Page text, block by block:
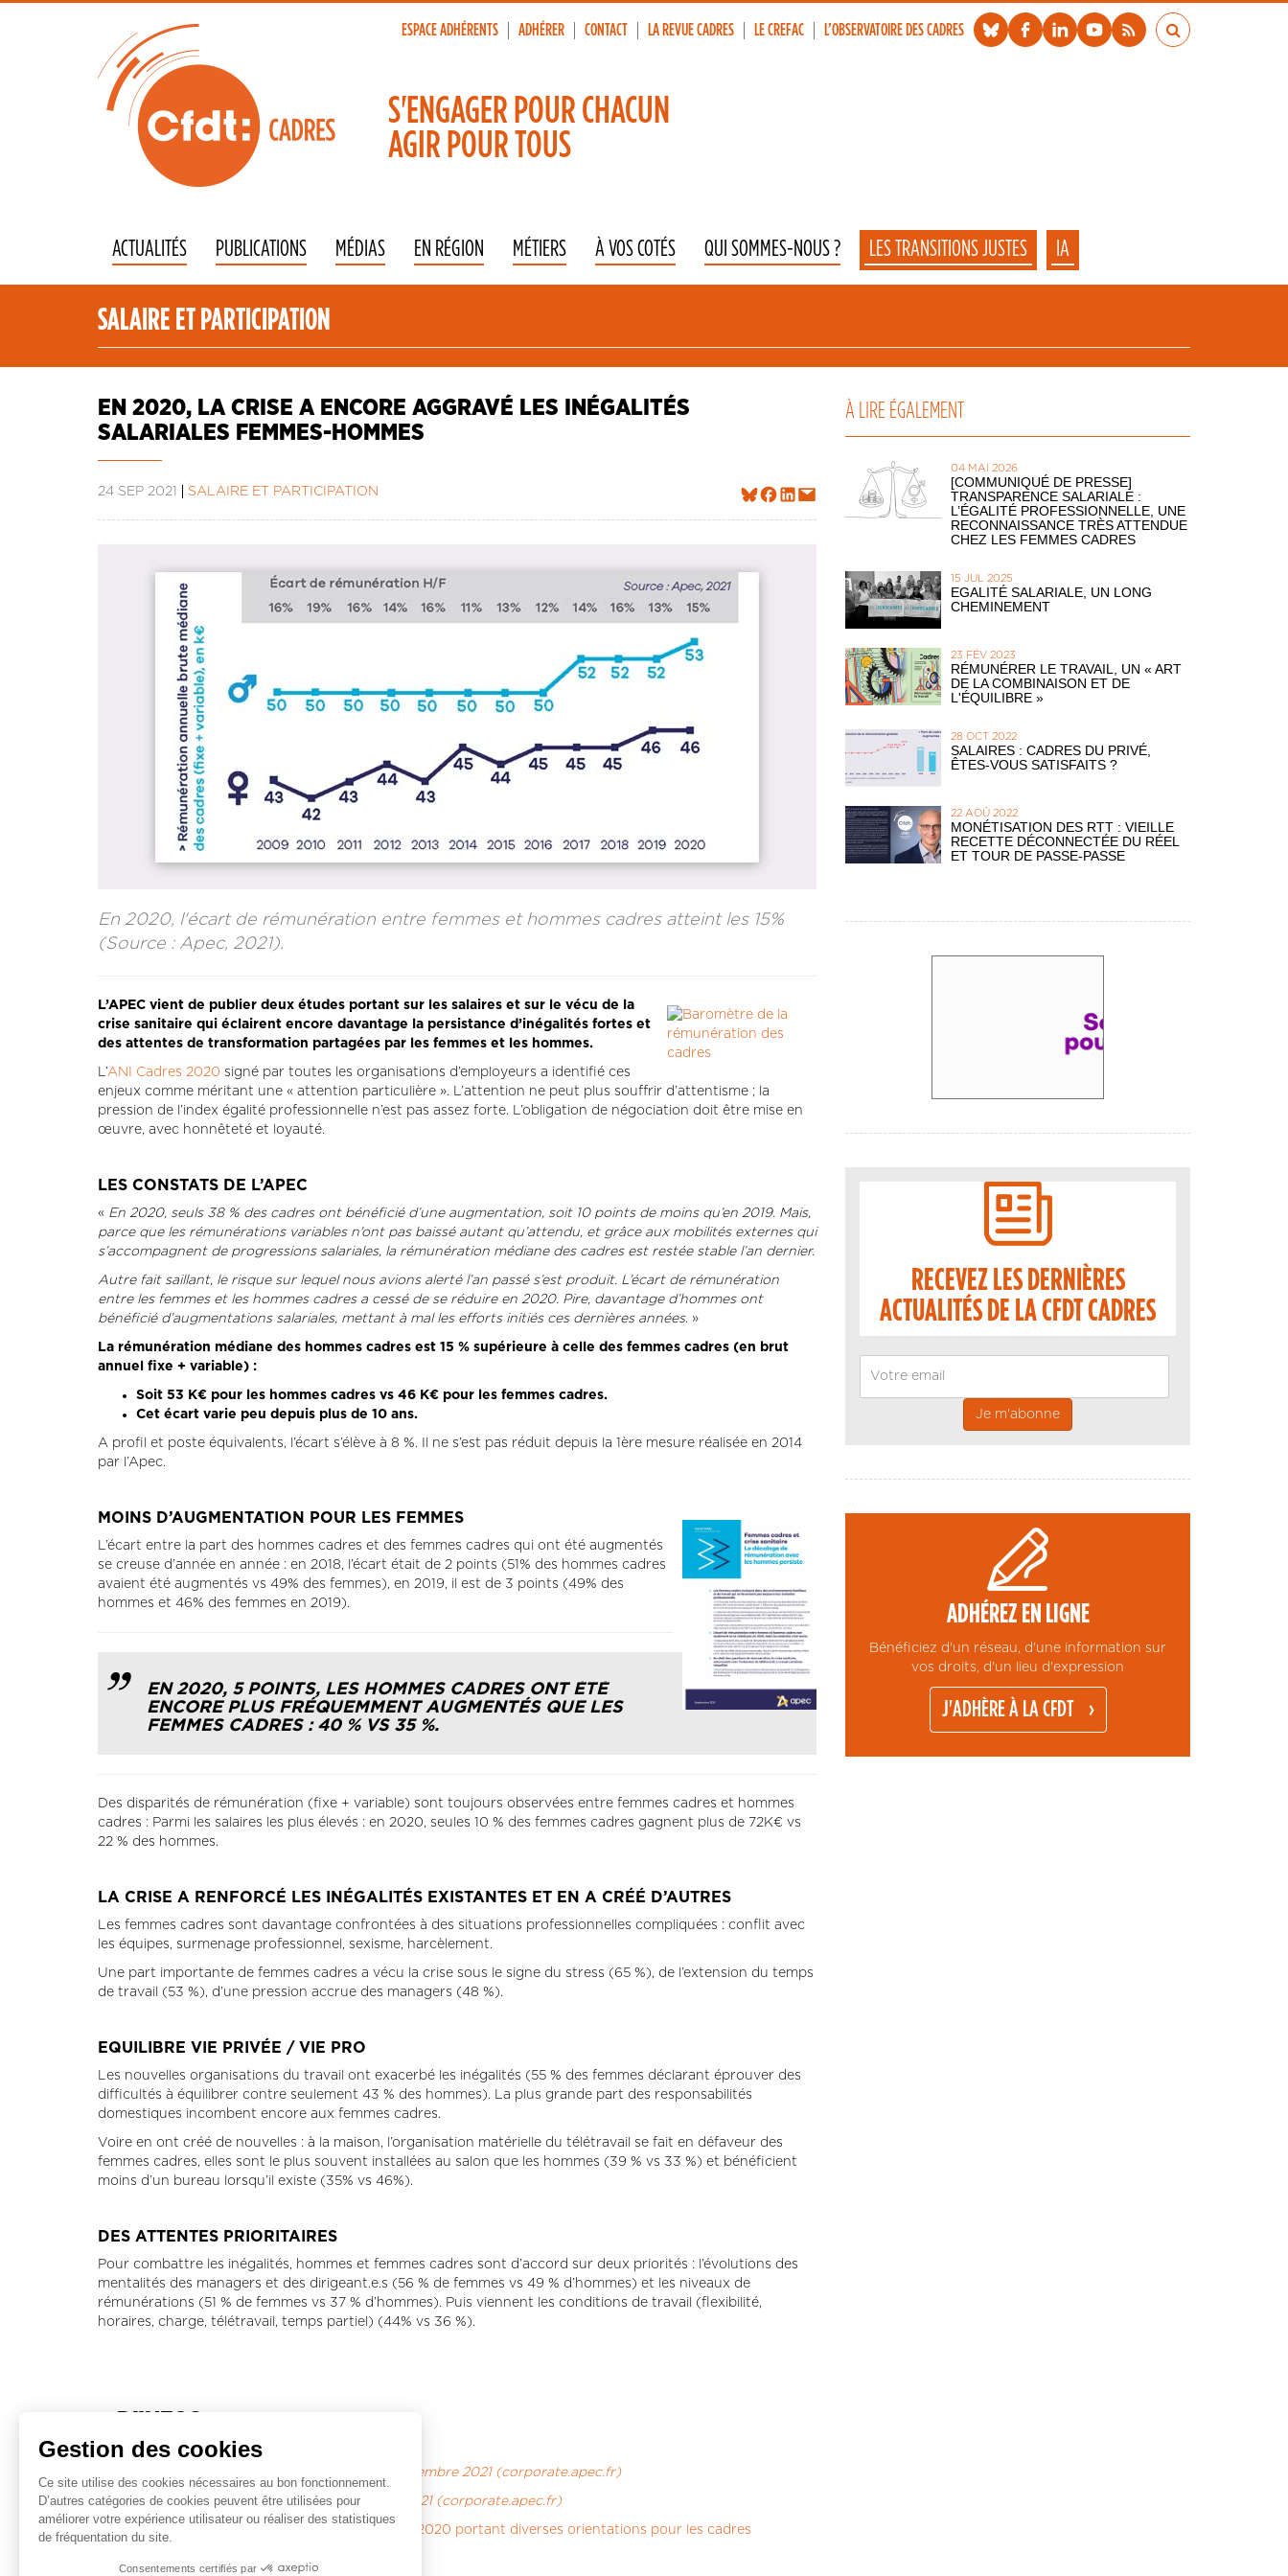
ESPACE ADHÉRENTS ADHÉRER CONTACT LA REVUE CADRES LE CREFAC L’OBSERVATOIRE DES CADRES
S'ENGAGER POUR CHACUN
AGIR POUR TOUS
ACTUALITÉS PUBLICATIONS MÉDIAS EN RÉGION MÉTIERS À VOS COTÉS QUI SOMMES-NOUS ? LES TRANSITIONS JUSTES IA
SALAIRE ET PARTICIPATION
EN 2020, LA CRISE A ENCORE AGGRAVÉ LES INÉGALITÉS
SALARIALES FEMMES-HOMMES
24 SEP 2021 SALAIRE ET PARTICIPATION
En 2020, l'écart de rémunération entre femmes et hommes cadres atteint les 15%
(Source : Apec, 2021).
L’APEC vient de publier deux études portant sur les salaires et sur le vécu de la
crise sanitaire qui éclairent encore davantage la persistance d’inégalités fortes et
des attentes de transformation partagées par les femmes et les hommes.
L’ANI Cadres 2020 signé par toutes les organisations d’employeurs a identifié ces
enjeux comme méritant une « attention particulière ». L’attention ne peut plus souffrir d’attentisme ; la
pression de l’index égalité professionnelle n’est pas assez forte. L’obligation de négociation doit être mise en
œuvre, avec honnêteté et loyauté.
LES CONSTATS DE L’APEC
« En 2020, seuls 38 % des cadres ont bénéficié d’une augmentation, soit 10 points de moins qu’en 2019. Mais,
parce que les rémunérations variables n’ont pas baissé autant qu’attendu, et grâce aux mobilités externes qui
s’accompagnent de progressions salariales, la rémunération médiane des cadres est restée stable l’an dernier.
Autre fait saillant, le risque sur lequel nous avions alerté l’an passé s’est produit. L’écart de rémunération
entre les femmes et les hommes cadres a cessé de se réduire en 2020. Pire, davantage d’hommes ont
bénéficié d’augmentations salariales, mettant à mal les efforts initiés ces dernières années. »
La rémunération médiane des hommes cadres est 15 % supérieure à celle des femmes cadres (en brut
annuel fixe + variable) :
Soit 53 K€ pour les hommes cadres vs 46 K€ pour les femmes cadres.
Cet écart varie peu depuis plus de 10 ans.
A profil et poste équivalents, l’écart s’élève à 8 %. Il ne s’est pas réduit depuis la 1ère mesure réalisée en 2014
par l’Apec.
MOINS D’AUGMENTATION POUR LES FEMMES
L’écart entre la part des hommes cadres et des femmes cadres qui ont été augmentés
se creuse d’année en année : en 2018, l’écart était de 2 points (51% des hommes cadres
avaient été augmentés vs 49% des femmes), en 2019, il est de 3 points (49% des
hommes et 46% des femmes en 2019).
EN 2020, 5 POINTS, LES HOMMES CADRES ONT ÉTÉ
ENCORE PLUS FRÉQUEMMENT AUGMENTÉS QUE LES
FEMMES CADRES : 40 % VS 35 %.
Des disparités de rémunération (fixe + variable) sont toujours observées entre femmes cadres et hommes
cadres : Parmi les salaires les plus élevés : en 2020, seules 10 % des femmes cadres gagnent plus de 72K€ vs
22 % des hommes.
LA CRISE A RENFORCÉ LES INÉGALITÉS EXISTANTES ET EN A CRÉÉ D’AUTRES
Les femmes cadres sont davantage confrontées à des situations professionnelles compliquées : conflit avec
les équipes, surmenage professionnel, sexisme, harcèlement.
Une part importante de femmes cadres a vécu la crise sous le signe du stress (65 %), de l’extension du temps
de travail (53 %), d’une pression accrue des managers (48 %).
EQUILIBRE VIE PRIVÉE / VIE PRO
Les nouvelles organisations du travail ont exacerbé les inégalités (55 % des femmes déclarant éprouver des
difficultés à équilibrer contre seulement 43 % des hommes). La plus grande part des responsabilités
domestiques incombent encore aux femmes cadres.
Voire en ont créé de nouvelles : à la maison, l’organisation matérielle du télétravail se fait en défaveur des
femmes cadres, elles sont le plus souvent installées au salon que les hommes (39 % vs 33 %) et bénéficient
moins d’un bureau lorsqu’il existe (35% vs 46%).
DES ATTENTES PRIORITAIRES
Pour combattre les inégalités, hommes et femmes cadres sont d’accord sur deux priorités : l’évolutions des
mentalités des managers et des dirigeant.e.s (56 % de femmes vs 49 % d’hommes) et les niveaux de
rémunérations (51 % de femmes vs 37 % d’hommes). Puis viennent les conditions de travail (flexibilité,
horaires, charge, télétravail, temps partiel) (44% vs 36 %).
Baromètre de la rémunération des cadres - Septembre 2021 (corporate.apec.fr)
Femmes cadres et crise sanitaire - Septembre 2021 (corporate.apec.fr)
Accord national interprofessionnel du 28 février 2020 portant diverses orientations pour les cadres
À LIRE ÉGALEMENT
04 MAI 2026
[COMMUNIQUÉ DE PRESSE]
TRANSPARENCE SALARIALE :
L’ÉGALITÉ PROFESSIONNELLE, UNE
RECONNAISSANCE TRÈS ATTENDUE
CHEZ LES FEMMES CADRES
15 JUL 2025
EGALITÉ SALARIALE, UN LONG
CHEMINEMENT
23 FÉV 2023
RÉMUNÉRER LE TRAVAIL, UN « ART
DE LA COMBINAISON ET DE
L'ÉQUILIBRE »
28 OCT 2022
SALAIRES : CADRES DU PRIVÉ,
ÊTES-VOUS SATISFAITS ?
22 AOÛ 2022
MONÉTISATION DES RTT : VIEILLE
RECETTE DÉCONNECTÉE DU RÉEL
ET TOUR DE PASSE-PASSE
RECEVEZ LES DERNIÈRES
ACTUALITÉS DE LA CFDT CADRES
ADHÉREZ EN LIGNE
Bénéficiez d'un réseau, d'une information sur
vos droits, d'un lieu d'expression
J'ADHÈRE À LA CFDT
Gestion des cookies
Ce site utilise des cookies nécessaires au bon fonctionnement.
D’autres catégories de cookies peuvent être utilisées pour
améliorer votre expérience utilisateur ou réaliser des statistiques
de fréquentation du site.
Consentements certifiés par